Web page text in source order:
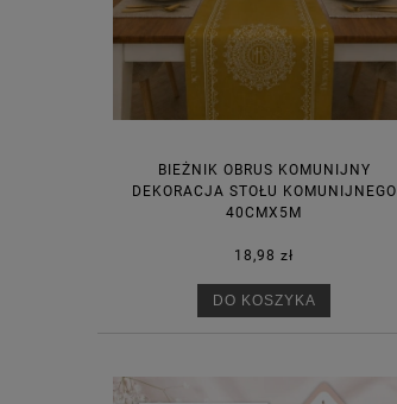
BIEŻNIK OBRUS KOMUNIJNY
DEKORACJA STOŁU KOMUNIJNEGO
40CMX5M
18,98 zł
DO KOSZYKA